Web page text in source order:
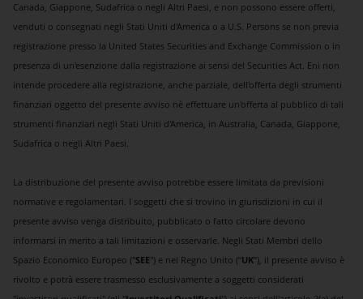
Canada, Giappone, Sudafrica o negli Altri Paesi, e non possono essere offerti,
venduti o consegnati negli Stati Uniti d'America o a U.S. Persons se non previa
registrazione presso la United States Securities and Exchange Commission o in
presenza di un'esenzione dalla registrazione ai sensi del Securities Act. Eni non
intende procedere alla registrazione, anche parziale, dell'offerta degli strumenti
finanziari oggetto del presente avviso nè effettuare un'offerta al pubblico di tali
strumenti finanziari negli Stati Uniti d'America, in Australia, Canada, Giappone,
Sudafrica o negli Altri Paesi.
La distribuzione del presente avviso potrebbe essere limitata da previsioni
normative e regolamentari. I soggetti che si trovino in giurisdizioni in cui il
presente avviso venga distribuito, pubblicato o fatto circolare devono
informarsi in merito a tali limitazioni e osservarle. Negli Stati Membri dello
Spazio Economico Europeo ("SEE") e nel Regno Unito (“UK”), il presente avviso è
rivolto e potrà essere trasmesso esclusivamente a soggetti considerati